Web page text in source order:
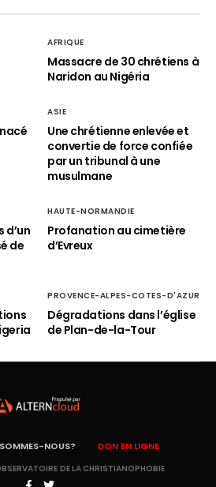
AFRIQUE
Massacre de 30 chrétiens à
Naridon au Nigéria
ASIE
Une chrétienne enlevée et
convertie de force confiée
par un tribunal à une
musulmane
d’un
de
HAUTE-NORMANDIE
Profanation au cimetière
d’Evreux
PROVENCE-ALPES-COTES-D'AZUR
Dégradations dans l’église
de Plan-de-la-Tour
NOUS? DON EN LIGNE
DE LA CHRISTIANOPHOBIE